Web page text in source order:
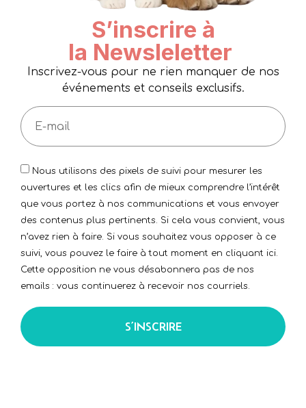
S’inscrire à
la Newsleletter
Inscrivez-vous pour ne rien manquer de nos
événements et conseils exclusifs.
Nous utilisons des pixels de suivi pour mesurer les
ouvertures et les clics afin de mieux comprendre l’intérêt
que vous portez à nos communications et vous envoyer
des contenus plus pertinents. Si cela vous convient, vous
n’avez rien à faire. Si vous souhaitez vous opposer à ce
suivi, vous pouvez le faire à tout moment en cliquant ici.
Cette opposition ne vous désabonnera pas de nos
emails : vous continuerez à recevoir nos courriels.
S’INSCRIRE